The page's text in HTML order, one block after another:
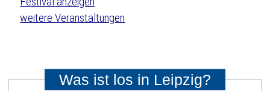
weitere Veranstaltungen
Was ist los in Leipzig?